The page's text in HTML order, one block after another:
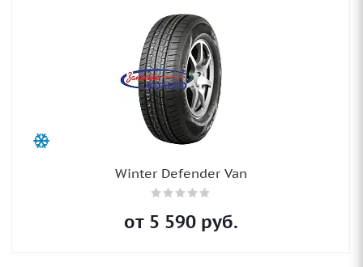
Winter Defender Van
от 5 590руб.